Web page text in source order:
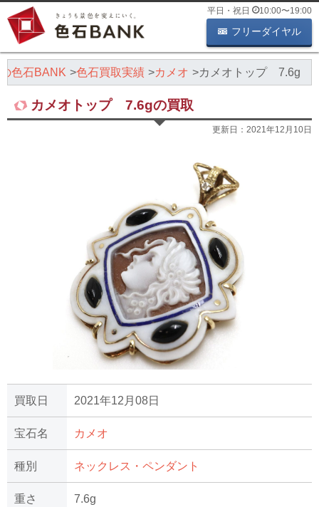
平日・祝日 10:00〜19:00
フリーダイヤル
色石BANK 色石買取実績 カメオ カメオトップ 7.6g
カメオトップ 7.6gの買取
更新日： 2021年12月10日
買取日 2021年12月08日
宝石名 カメオ
種別 ネックレス・ペンダント
重さ 7.6g